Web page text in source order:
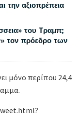
την αξιοπρέπεια
του Τραμπ;
τον πρόεδρο των
μόνο περίπου 24,4